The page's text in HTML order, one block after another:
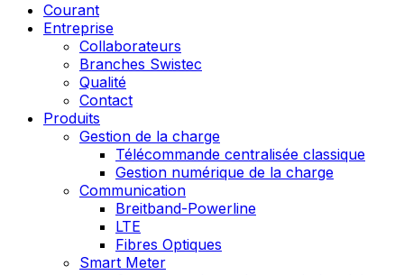
Courant
Entreprise
Collaborateurs
Branches Swistec
Qualité
Contact
Produits
Gestion de la charge
Télécommande centralisée classique
Gestion numérique de la charge
Communication
Breitband-Powerline
LTE
Fibres Optiques
Smart Meter